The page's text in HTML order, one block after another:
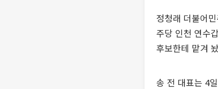
정청래 더불어
주당 인천 연수
후보한테 맡겨
송 전 대표는 4